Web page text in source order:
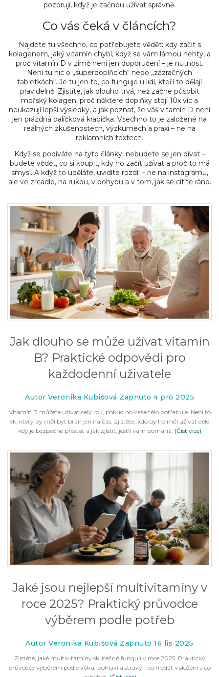
pozorují, když je začnou užívat správně.
Co vás čeká v článcích?
Najdete tu všechno, co potřebujete vědět: kdy začít s
kolagenem, jaký vitamín chybí, když se vám lámou nehty, a
proč vitamín D v zimě není jen doporučení – je nutnost.
Není tu nic o „superdoplňcích“ nebo „zázračných
tabletkách“. Je tu jen to, co funguje u lidí, kteří to dělají
pravidelně. Zjistíte, jak dlouho trvá, než začne působit
mořský kolagen, proč některé doplňky stojí 10x víc a
neukazují lepší výsledky, a jak poznat, že váš vitamín D není
jen prázdná balíčková krabička. Všechno to je založené na
reálných zkušenostech, výzkumech a praxi – ne na
reklamních textech.
Když se podíváte na tyto články, nebudete se jen dívat –
budete vědět, co si koupit, kdy ho začít užívat a proč to má
smysl. A když to uděláte, uvidíte rozdíl – ne na instagramu,
ale ve zrcadle, na rukou, v pohybu a v tom, jak se cítíte ráno.
Jak dlouho se může užívat vitamín
B? Praktické odpovědi pro
každodenní uživatele
Autor Veronika Kubišová Zapnuto 4 pro 2025
Vitamín B můžete užívat celý rok, pokud ho vaše tělo potřebuje. Není to
lék, který by měl být brán jen na čas. Zjistěte, kdo by ho měl užívat déle,
kdy je bezpečné přestat a jak zjistit, jestli vám pomáhá. (Číst více)
Jaké jsou nejlepší multivitamíny v
roce 2025? Praktický průvodce
výběrem podle potřeb
Autor Veronika Kubišová Zapnuto 16 lis 2025
Zjistěte, jaké multivitamíny skutečně fungují v roce 2025. Praktický
průvodce výběrem podle věku, pohlaví a stravy - co hledat v složení a co